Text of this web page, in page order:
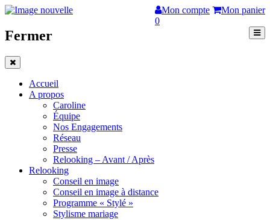
Mon compte
Mon panier
0
Fermer
Accueil
A propos
Caroline
Équipe
Nos Engagements
Réseau
Presse
Relooking – Avant / Après
Relooking
Conseil en image
Conseil en image à distance
Programme « Stylé »
Stylisme mariage